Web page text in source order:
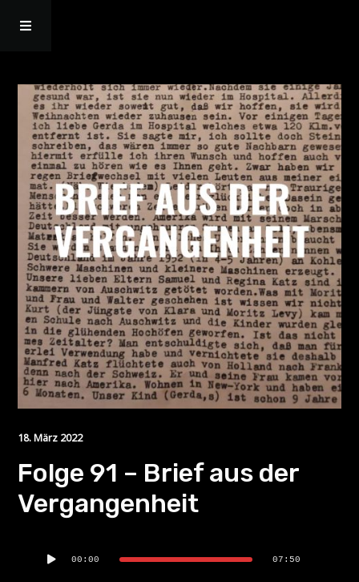
Episoden
Bonhoeffer
Über mich
Kontakt
Resonanz
18. März 2022
Folge 91 – Brief aus der
Vergangenheit
Player00:00 07:50